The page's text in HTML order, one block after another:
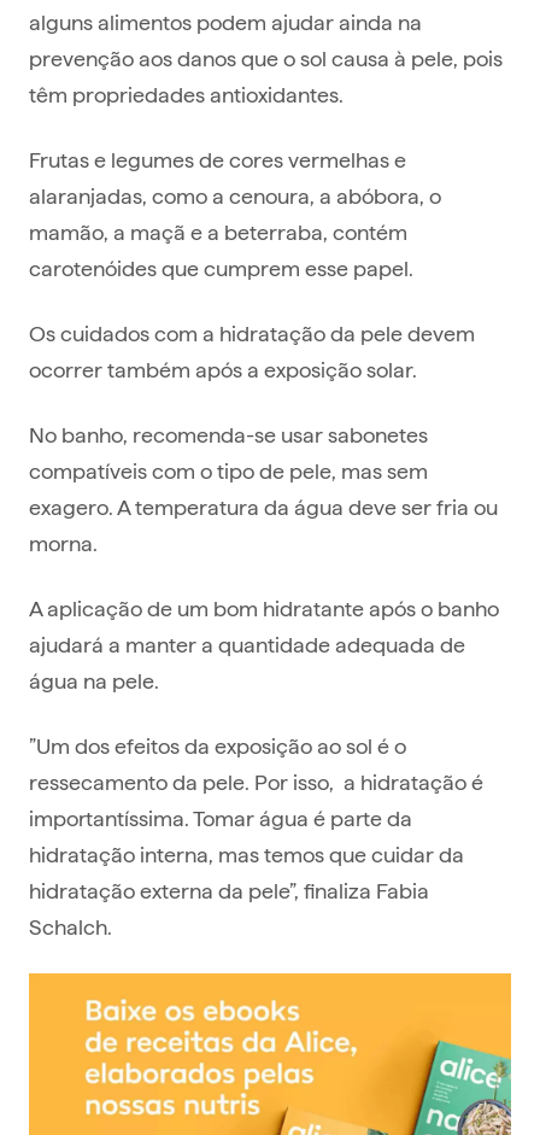
alguns alimentos podem ajudar ainda na
prevenção aos danos que o sol causa à pele, pois
têm propriedades antioxidantes.
Frutas e legumes de cores vermelhas e
alaranjadas, como a cenoura, a abóbora, o
mamão, a maçã e a beterraba, contém
carotenóides que cumprem esse papel.
Os cuidados com a hidratação da pele devem
ocorrer também após a exposição solar.
No banho, recomenda-se usar sabonetes
compatíveis com o tipo de pele, mas sem
exagero. A temperatura da água deve ser fria ou
morna.
A aplicação de um bom hidratante após o banho
ajudará a manter a quantidade adequada de
água na pele.
”Um dos efeitos da exposição ao sol é o
ressecamento da pele. Por isso, a hidratação é
importantíssima. Tomar água é parte da
hidratação interna, mas temos que cuidar da
hidratação externa da pele”, finaliza Fabia
Schalch.